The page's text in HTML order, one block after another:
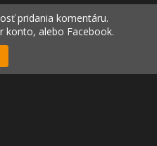
pridania komentáru.
konto, alebo Facebook.